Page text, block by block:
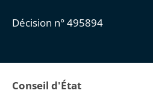
Décision n° 495894
Conseil d'État